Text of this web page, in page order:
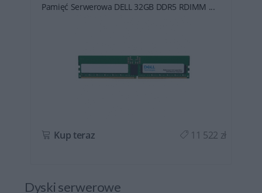
Pamięć Serwerowa DELL 32GB DDR5 RDIMM ...
Kup teraz 11 522 zł
Dyski serwerowe